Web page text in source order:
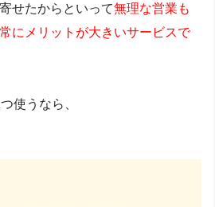
せたからといって無理な営業も
にメリットが大きいサービスで
使うなら、